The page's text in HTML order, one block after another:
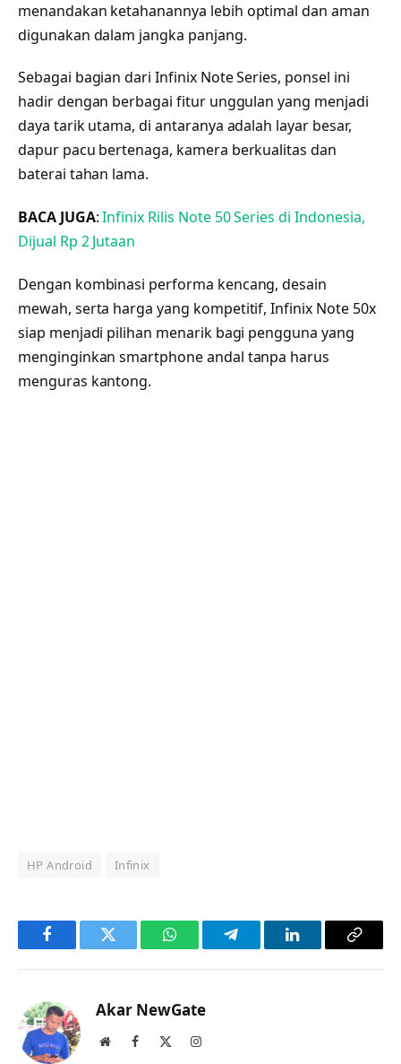
menandakan ketahanannya lebih optimal dan aman
digunakan dalam jangka panjang.
Sebagai bagian dari Infinix Note Series, ponsel ini
hadir dengan berbagai fitur unggulan yang menjadi
daya tarik utama, di antaranya adalah layar besar,
dapur pacu bertenaga, kamera berkualitas dan
baterai tahan lama.
BACA JUGA:Infinix Rilis Note 50 Series di Indonesia,
Dijual Rp 2 Jutaan
Dengan kombinasi performa kencang, desain
mewah, serta harga yang kompetitif, Infinix Note 50x
siap menjadi pilihan menarik bagi pengguna yang
menginginkan smartphone andal tanpa harus
menguras kantong.
HP Android Infinix
FacebookTwitter WhatsAppTelegramLinkedInCopy
Akar NewGate
WebsiteFacebook Instagram